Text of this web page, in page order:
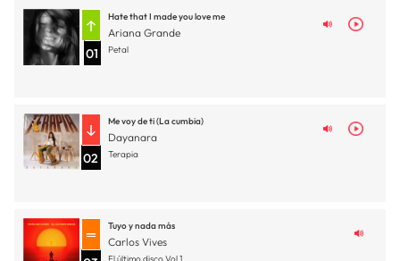
01
Hate that I made you love me
Ariana Grande
Petal
02
Me voy de ti (La cumbia)
Dayanara
Terapia
Tuyo y nada más
Carlos Vives